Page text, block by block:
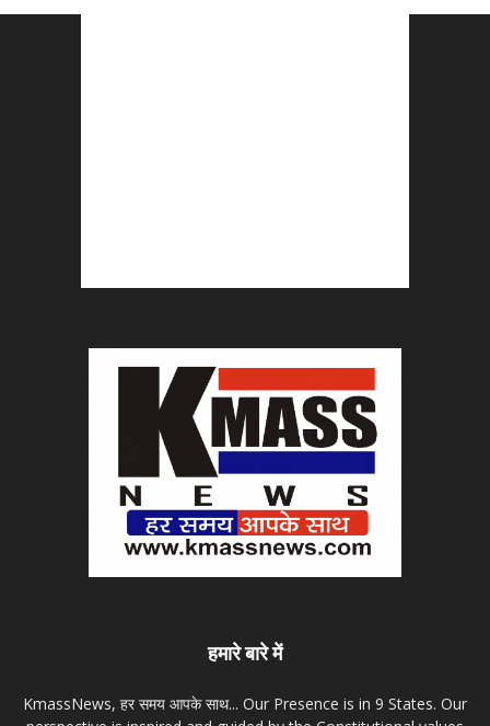
हमारे बारे में
KmassNews, हर समय आपके साथ... Our Presence is in 9 States. Our